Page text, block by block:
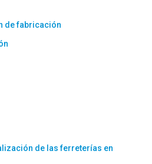
de fabricación
de las ferreterías en